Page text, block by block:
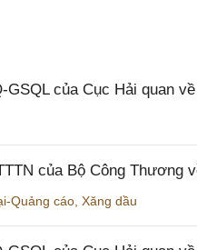
GSQL của Cục Hải quan
của Bộ Công Thương
Quảng cáo Xăng dầu